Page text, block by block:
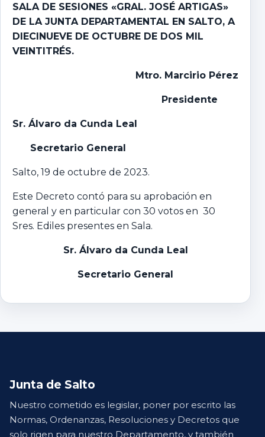
SALA DE SESIONES «GRAL. JOSÉ ARTIGAS»
DE LA JUNTA DEPARTAMENTAL EN SALTO, A
DIECINUEVE DE OCTUBRE DE DOS MIL
VEINTITRÉS.
Mtro. Marcirio Pérez
Presidente
Sr. Álvaro da Cunda Leal
Secretario General
Salto, 19 de octubre de 2023.
Este Decreto contó para su aprobación en
general y en particular con 30 votos en 30
Sres. Ediles presentes en Sala.
Sr. Álvaro da Cunda Leal
Secretario General
Junta de Salto
Nuestro cometido es legislar, poner por escrito las
Normas, Ordenanzas, Resoluciones y Decretos que
solo rigen para nuestro Departamento, y también